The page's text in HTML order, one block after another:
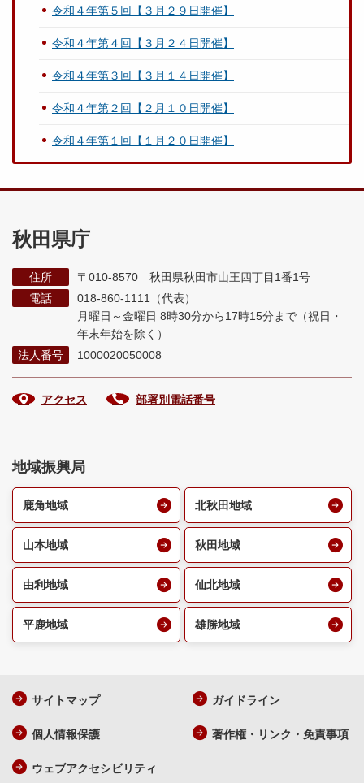
令和４年第５回【３月２９日開催】
令和４年第４回【３月２４日開催】
令和４年第３回【３月１４日開催】
令和４年第２回【２月１０日開催】
令和４年第１回【１月２０日開催】
秋田県庁
住所
〒010-8570 秋田県秋田市山王四丁目1番1号
電話
018-860-1111（代表）
月曜日～金曜日 8時30分から17時15分まで （祝日・
年末年始を除く）
法人番号
1000020050008
アクセス 部署別電話番号
地域振興局
鹿角地域 北秋田地域
山本地域 秋田地域
由利地域 仙北地域
平鹿地域 雄勝地域
サイトマップ ガイドライン
個人情報保護 著作権・リンク・免責事項
ウェブアクセシビリティ